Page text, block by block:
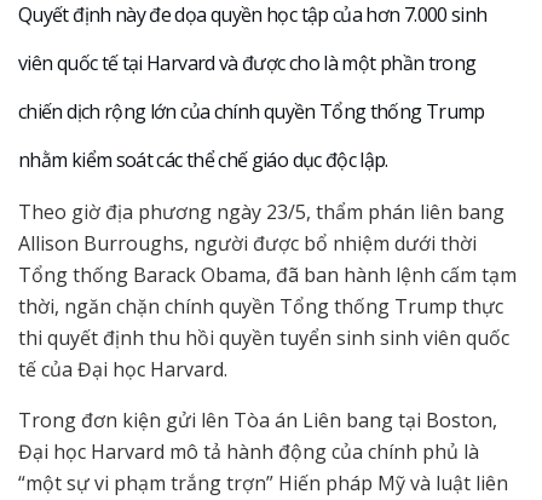
Quyết định này đe dọa quyền học tập của hơn 7.000 sinh
viên quốc tế tại Harvard và được cho là một phần trong
chiến dịch rộng lớn của chính quyền Tổng thống Trump
nhằm kiểm soát các thể chế giáo dục độc lập.
Theo giờ địa phương ngày 23/5, thẩm phán liên bang
Allison Burroughs, người được bổ nhiệm dưới thời
Tổng thống Barack Obama, đã ban hành lệnh cấm tạm
thời, ngăn chặn chính quyền Tổng thống Trump thực
thi quyết định thu hồi quyền tuyển sinh sinh viên quốc
tế của Đại học Harvard.
Trong đơn kiện gửi lên Tòa án Liên bang tại Boston,
Đại học Harvard mô tả hành động của chính phủ là
“một sự vi phạm trắng trợn” Hiến pháp Mỹ và luật liên